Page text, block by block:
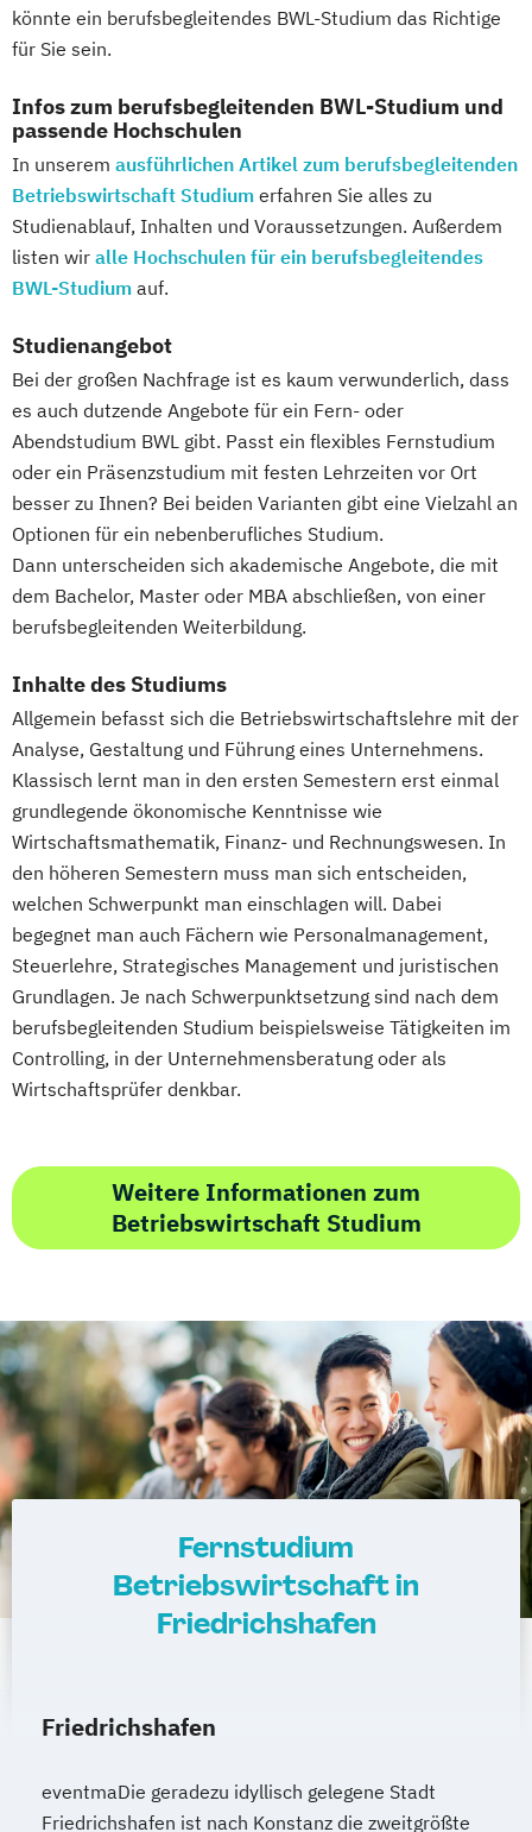
Wirtschaftsingenieurwesen Medizintechnik
Wirtschaftspsychologie (DE/EN)
Wirtschaftsrecht
Digitalisierung
Wirtschaftsrecht
Aspekten
könnte ein berufsbegleitendes BWL-Studium das Richtige
für Sie sein.
Infos zum berufsbegleitenden BWL-Studium und
passende Hochschulen
In unserem ausführlichen Artikel zum berufsbegleitenden
Betriebswirtschaft Studium erfahren Sie alles zu
Studienablauf, Inhalten und Voraussetzungen. Außerdem
listen wir alle Hochschulen für ein berufsbegleitendes
BWL-Studium auf.
Studienangebot
Bei der großen Nachfrage ist es kaum verwunderlich, dass
es auch dutzende Angebote für ein Fern- oder
Abendstudium BWL gibt. Passt ein flexibles Fernstudium
oder ein Präsenzstudium mit festen Lehrzeiten vor Ort
besser zu Ihnen? Bei beiden Varianten gibt eine Vielzahl an
Optionen für ein nebenberufliches Studium.
Dann unterscheiden sich akademische Angebote, die mit
dem Bachelor, Master oder MBA abschließen, von einer
berufsbegleitenden Weiterbildung.
Inhalte des Studiums
Allgemein befasst sich die Betriebswirtschaftslehre mit der
Analyse, Gestaltung und Führung eines Unternehmens.
Klassisch lernt man in den ersten Semestern erst einmal
grundlegende ökonomische Kenntnisse wie
Wirtschaftsmathematik, Finanz- und Rechnungswesen. In
den höheren Semestern muss man sich entscheiden,
welchen Schwerpunkt man einschlagen will. Dabei
begegnet man auch Fächern wie Personalmanagement,
Steuerlehre, Strategisches Management und juristischen
Grundlagen. Je nach Schwerpunktsetzung sind nach dem
berufsbegleitenden Studium beispielsweise Tätigkeiten im
Controlling, in der Unternehmensberatung oder als
Wirtschaftsprüfer denkbar.
Weitere Informationen zum
Betriebswirtschaft Studium
Fernstudium
Betriebswirtschaft in
Friedrichshafen
Friedrichshafen
eventmaDie geradezu idyllisch gelegene Stadt
Friedrichshafen ist nach Konstanz die zweitgrößte